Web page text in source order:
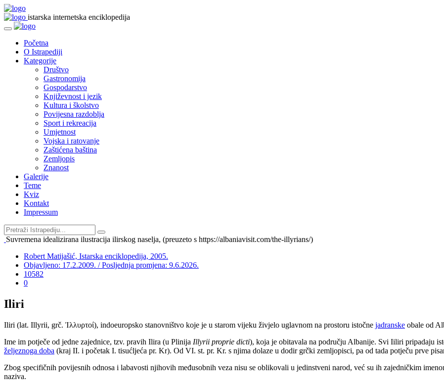
istarska internetska enciklopedija
Početna
O Istrapediji
Kategorije
Društvo
Gastronomija
Gospodarstvo
Književnost i jezik
Kultura i školstvo
Povijesna razdoblja
Sport i rekreacija
Umjetnost
Vojska i ratovanje
Zaštićena baština
Zemljopis
Znanost
Galerije
Teme
Kviz
Kontakt
Impressum
Suvremena idealizirana ilustracija ilirskog naselja, (preuzeto s https://albaniavisit.com/the-illyrians/)
Robert Matijašić, Istarska enciklopedija, 2005.
Objavljeno: 17.2.2009. / Posljednja promjena: 9.6.2026.
10582
0
Iliri
Iliri (lat. Illyrii, grč. Ἰλλυρτοί), indoeuropsko stanovništvo koje je u starom vijeku živjelo uglavnom na prostoru istočne jadranske obale od
Ime im potječe od jedne zajednice, tzv. pravih Ilira (u Plinija Illyrii proprie dicti), koja je obitavala na području Albanije. Svi Iiliri pripadaju
željeznoga doba (kraj II. i početak I. tisućljeća pr. Kr). Od VI. st. pr. Kr. s njima dolaze u dodir grčki zemljopisci, pa od tada potječu prve
Zbog specifičnih povijesnih odnosa i labavosti njihovih međusobnih veza nisu se oblikovali u jedinstveni narod, već su ih zajedničkim
naziva.